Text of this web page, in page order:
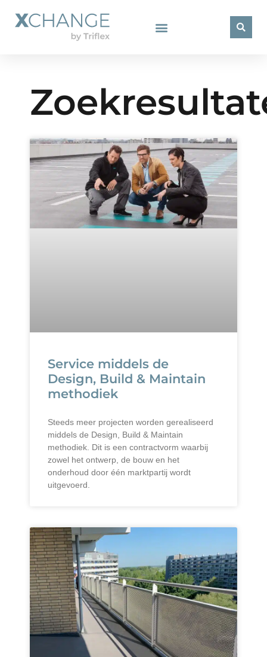
Service middels de
Design, Build & Maintain
methodiek
Steeds meer projecten worden gerealiseerd
middels de Design, Build & Maintain
methodiek. Dit is een contractvorm waarbij
zowel het ontwerp, de bouw en het
onderhoud door één marktpartij wordt
uitgevoerd.